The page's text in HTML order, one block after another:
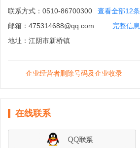
联系方式： 0510-86700300
查看全部12条
邮箱： 475314688@qq.com
完整信息
地址： 江阴市新桥镇
企业经营者删除号码及企业收录
在线联系